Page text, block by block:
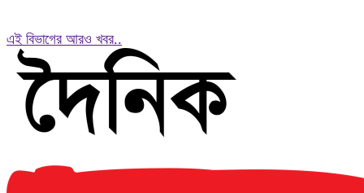
এই বিভাগের আরও খবর..